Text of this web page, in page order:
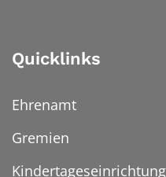
Quicklinks
Ehrenamt
Gremien